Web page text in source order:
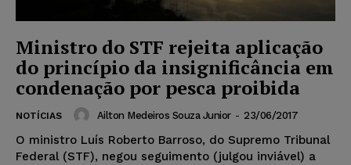
Ministro do STF rejeita aplicação
do princípio da insignificância em
condenação por pesca proibida
NOTÍCIAS Ailton Medeiros Souza Junior - 23/06/2017
O ministro Luís Roberto Barroso, do Supremo Tribunal
Federal (STF), negou seguimento (julgou inviável) a